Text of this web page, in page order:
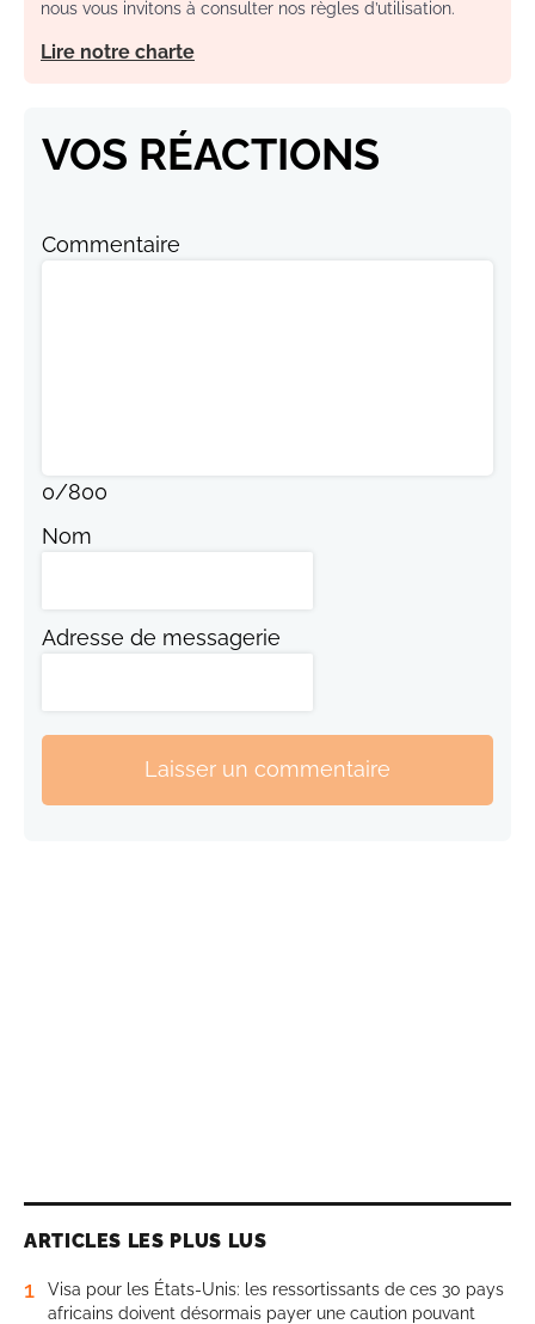
nous vous invitons à consulter nos règles d’utilisation.
Lire notre charte
VOS RÉACTIONS
Commentaire
0/800
Nom
Adresse de messagerie
Laisser un commentaire
ARTICLES LES PLUS LUS
1
Visa pour les États-Unis: les ressortissants de ces 30 pays
africains doivent désormais payer une caution pouvant